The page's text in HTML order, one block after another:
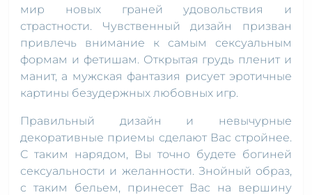
мир новых граней удовольствия и
страстности. Чувственный дизайн призван
привлечь внимание к самым сексуальным
формам и фетишам. Открытая грудь пленит и
манит, а мужская фантазия рисует эротичные
картины безудержных любовных игр.
Правильный дизайн и невычурные
декоративные приемы сделают Вас стройнее.
С таким нарядом, Вы точно будете богиней
сексуальности и желанности. Знойный образ,
с таким бельем, принесет Вас на вершину